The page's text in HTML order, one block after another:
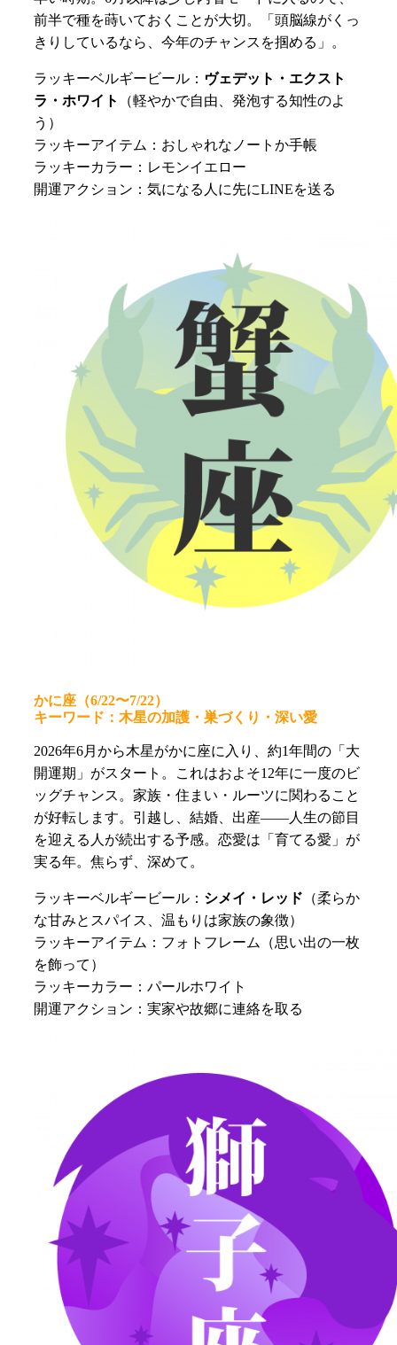
前半で種を蒔いておくことが大切。「頭脳線がくっ
きりしているなら、今年のチャンスを掴める」。
ラッキーベルギービール： ヴェデット・エクスト
ラ・ホワイト
（軽やかで自由、発泡する知性のよ
う）
ラッキーアイテム：おしゃれなノートか手帳
ラッキーカラー：レモンイエロー
開運アクション：気になる人に先にLINEを送る
かに座（6/22〜7/22）
キーワード：木星の加護・巣づくり・深い愛
2026年6月から木星がかに座に入り、約1年間の「大
開運期」がスタート。これはおよそ12年に一度のビ
ッグチャンス。家族・住まい・ルーツに関わること
が好転します。引越し、結婚、出産——人生の節目
を迎える人が続出する予感。恋愛は「育てる愛」が
実る年。焦らず、深めて。
ラッキーベルギービール： シメイ・レッド （柔らか
な甘みとスパイス、温もりは家族の象徴）
ラッキーアイテム：フォトフレーム（思い出の一枚
を飾って）
ラッキーカラー：パールホワイト
開運アクション：実家や故郷に連絡を取る